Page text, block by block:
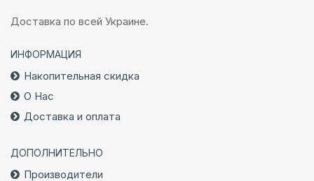
Доставка по всей Украине.
ИНФОРМАЦИЯ
Накопительная скидка
О Нас
Доставка и оплата
ДОПОЛНИТЕЛЬНО
Производители